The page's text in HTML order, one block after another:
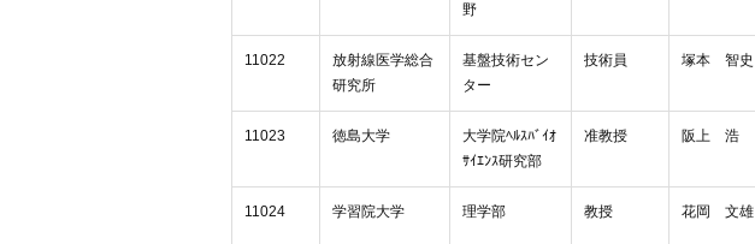
野
11022
放射線医学総合
研究所
基盤技術セン
ター
技術員 塚本 智史
11023 徳島大学
大学院ﾍﾙｽﾊﾞｲｵ
ｻｲｴﾝｽ研究部
准教授 阪上 浩
11024 学習院大学 理学部 教授 花岡 文雄